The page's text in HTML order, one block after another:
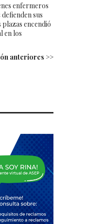
enfermeros
sus
plazas encendió
en los
anteriores >>